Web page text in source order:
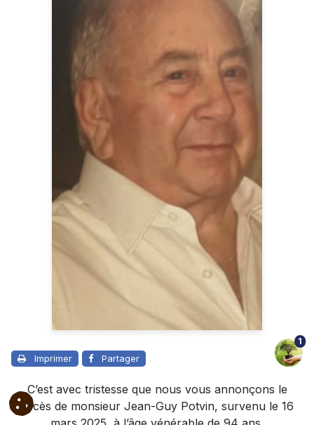
Imprimer Partager
1
C’est avec tristesse que nous vous annonçons le
décès de monsieur Jean-Guy Potvin, survenu le 16